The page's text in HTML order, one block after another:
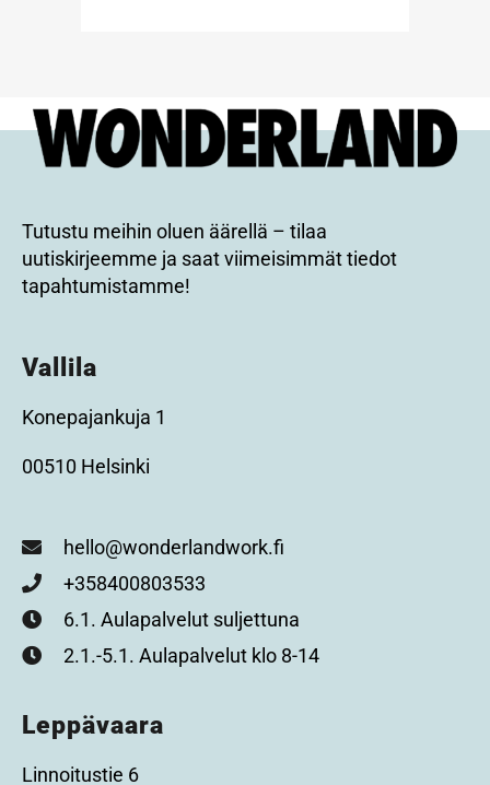
Tutustu meihin oluen äärellä – tilaa
uutiskirjeemme ja saat viimeisimmät tiedot
tapahtumistamme!
Vallila
Konepajankuja 1
00510 Helsinki
hello@wonderlandwork.fi
+358400803533
6.1. Aulapalvelut suljettuna
2.1.-5.1. Aulapalvelut klo 8-14
Leppävaara
Linnoitustie 6